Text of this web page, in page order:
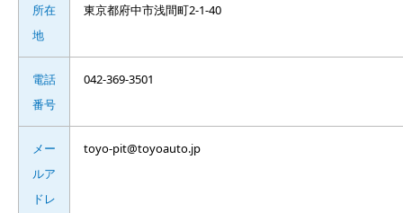
所在
地
東京都府中市浅間町2-1-40
電話
番号
042-369-3501
メー
ルア
ドレ
toyo-pit@toyoauto.jp